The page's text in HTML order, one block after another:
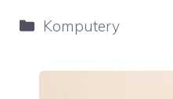
Kategorie
Komputery